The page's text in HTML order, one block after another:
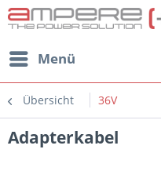
Menü
Übersicht 36V
Adapterkabel